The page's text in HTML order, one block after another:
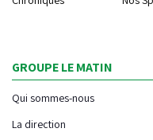
GROUPE LE MATIN
Qui sommes-nous
La direction